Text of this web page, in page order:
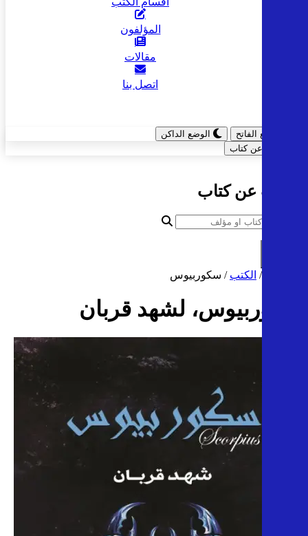
المؤلفون
مقالات
اتصل بنا
الوضع الفاتح
الوضع الداكن
ابحث عن كتاب
البحث عن كتاب
/ الكتب / سكوربيوس
سكوربيوس، لشهد قربان